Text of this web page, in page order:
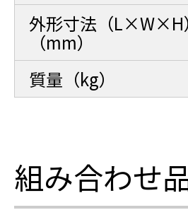
外形寸法（L×W×H）
（mm）
質量（kg）
組み合わせ